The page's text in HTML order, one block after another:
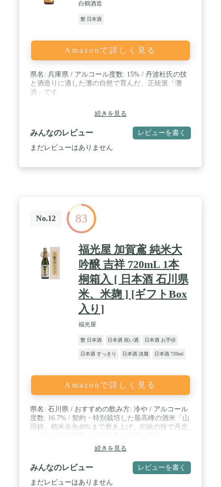
白鶴酒造
蟹 日本酒
Amazonで詳しく見る
県名: 兵庫県 / アルコール度数: 15% / 丹波杜氏の技
と酒造りに適した灘の自然で育んだ、正統派「灘
酒」です
続きを見る
みんなのレビュー レビューを書く
まだレビューはありません
No.12 83
福光屋 加賀鳶 純米大
吟醸 吉祥 720mL 1本
桐箱入 [ 日本酒 石川県
米、米麹 ] [ギフトBox
入り]
福光屋
蟹 日本酒 日本酒 祝い酒 日本酒 お手頃
日本酒 すっきり 日本酒 淡麗 日本酒 720ml
Amazonで詳しく見る
県名: 石川県 / おすすめの飲み方: 冷や / アルコール
度数: 16.7% / 契約・特別栽培した最高峰の酒米「山
田錦」精米歩合40%まで磨き上げ、伝統の技で丹念
続きを見る
みんなのレビュー レビューを書く
まだレビューはありません